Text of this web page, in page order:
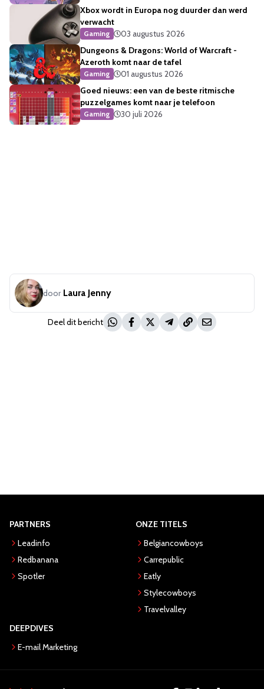
Xbox wordt in Europa nog duurder dan werd
verwacht
Gaming
03 augustus 2026
Dungeons & Dragons: World of Warcraft -
Azeroth komt naar de tafel
Gaming
01 augustus 2026
Goed nieuws: een van de beste ritmische
puzzelgames komt naar je telefoon
Gaming 30 juli 2026
door Laura Jenny
Deel dit bericht
PARTNERS
Leadinfo
Redbanana
Spotler
ONZE TITELS
Belgiancowboys
Carrepublic
Eatly
Stylecowboys
Travelvalley
DEEPDIVES
E-mail Marketing